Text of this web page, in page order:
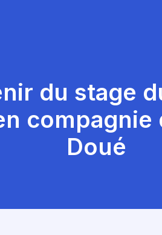
du stage
compagnie
Doué